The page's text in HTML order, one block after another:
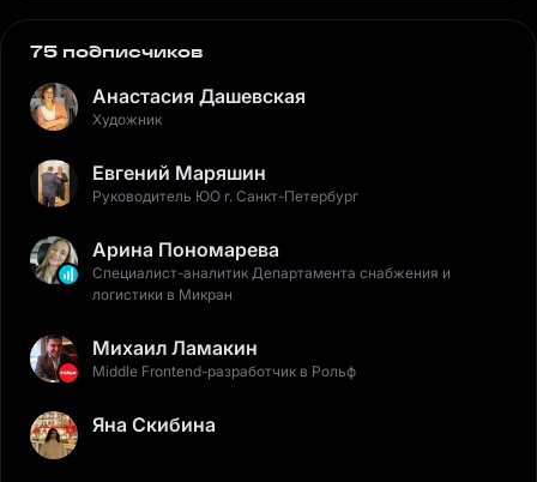
75 подписчиков
Анастасия Дашевская
Художник
Евгений Маряшин
Руководитель ЮО г. Санкт-Петербург
Арина Пономарева
Специалист-аналитик Департамента снабжения и
логистики в Микран
Михаил Ламакин
Middle Frontend-разработчик в Рольф
Яна Скибина